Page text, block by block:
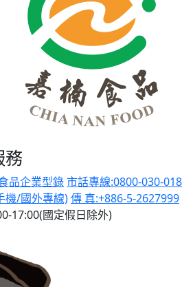
務
品企業型錄市話專線:0800-030-018
機/國外專線)傳 真:+886-5-2627999
17:00(國定假日除外)